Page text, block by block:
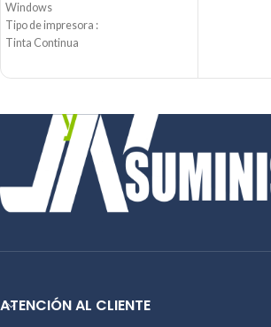
Windows
Tipo de impresora :
Tinta Continua
Y
USB
ATENCIÓN AL CLIENTE